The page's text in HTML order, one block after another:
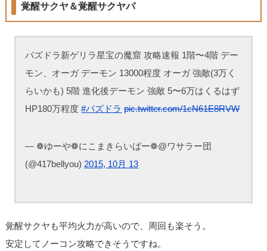
覚醒サクヤ＆覚醒サクヤパ
パズドラ新ゲリラ星宝の魔窟 攻略速報 1階〜4階 デー
モン、オーガ デーモン 13000程度 オーガ 強敵(3万く
らいかも) 5階 進化後デーモン 強敵 5〜6万はくるはず
HP180万程度#パズドラ pic.twitter.com/1cN61E8RVW
— ❁ゆーや❁にこまきらいばー❁@ワサラー団
(@417bellyou) 2015, 10月 13
覚醒サクヤも平均火力が高いので、周回も楽そう。
安定してノーコン攻略できそうですね。